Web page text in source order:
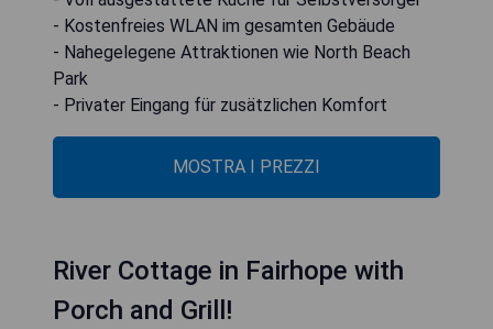
- Kostenfreies WLAN im gesamten Gebäude
- Nahegelegene Attraktionen wie North Beach
Park
- Privater Eingang für zusätzlichen Komfort
MOSTRA I PREZZI
River Cottage in Fairhope with
Porch and Grill!